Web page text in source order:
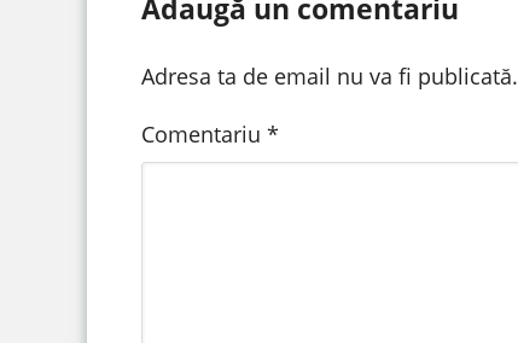
Adaugă un comentariu
Adresa ta de email nu va fi publicată.
Comentariu *